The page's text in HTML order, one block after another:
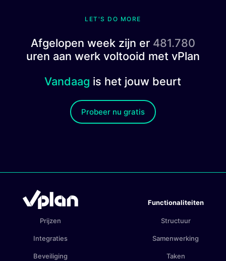
LET'S DO MORE
Afgelopen week zijn er 481.780
uren aan werk voltooid met vPlan
Vandaag is het jouw beurt
Probeer nu gratis
Prijzen
Integraties
Beveiliging
Functionaliteiten
Structuur
Samenwerking
Taken